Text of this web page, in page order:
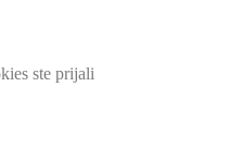
ste prijali